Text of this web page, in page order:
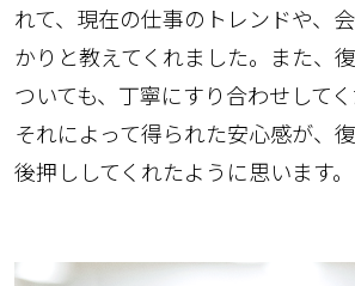
れて、現在の仕事のトレンドや、
かりと教えてくれました。また、
ついても、丁寧にすり合わせしてく
それによって得られた安心感が、
後押ししてくれたように思います。